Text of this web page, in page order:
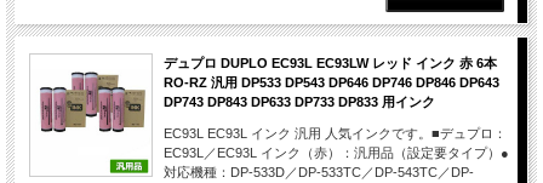
デュプロ DUPLO EC93L EC93LW レッド インク 赤 6本
RO-RZ 汎用 DP533 DP543 DP646 DP746 DP846 DP643
DP743 DP843 DP633 DP733 DP833 用インク
EC93L EC93L インク 汎用 人気インクです。■デュプロ：
EC93L／EC93L インク（赤）：汎用品（設定要タイプ）●
対応機種：DP-533D／DP-533TC／DP-543TC／DP-